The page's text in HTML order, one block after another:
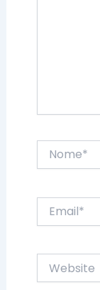
Website